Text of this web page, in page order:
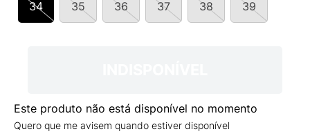
34 35 36 37 38 39
Este produto não está disponível no momento
Quero que me avisem quando estiver disponível
º
VANS TÊNIS VANS ULTRARANGE